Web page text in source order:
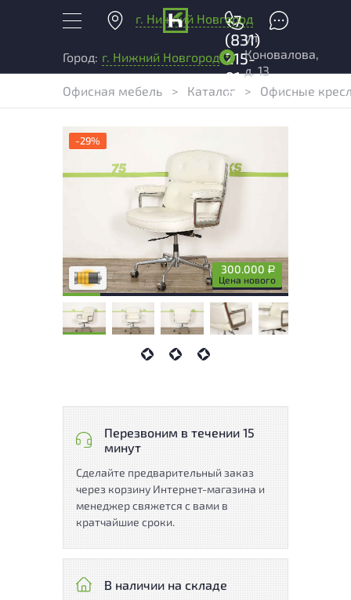
г. Нижний Новгород
+7
(831)
215-
01-
04
Город: г. Нижний Новгород
ул.
Коновалова,
д. 13
Офисная мебель
> Каталог > Офисные
-29%
300.000 Р
Цена нового
Товар может иметь незначительные
повреждения и/или следы эксплуатации,
не влияющие на удобство его
Удовлетворительный износ
Перезвоним в течении 15
минут
Сделайте предварительный заказ
через корзину Интернет-магазина и
менеджер свяжется с вами в
кратчайшие сроки.
В наличии на складе